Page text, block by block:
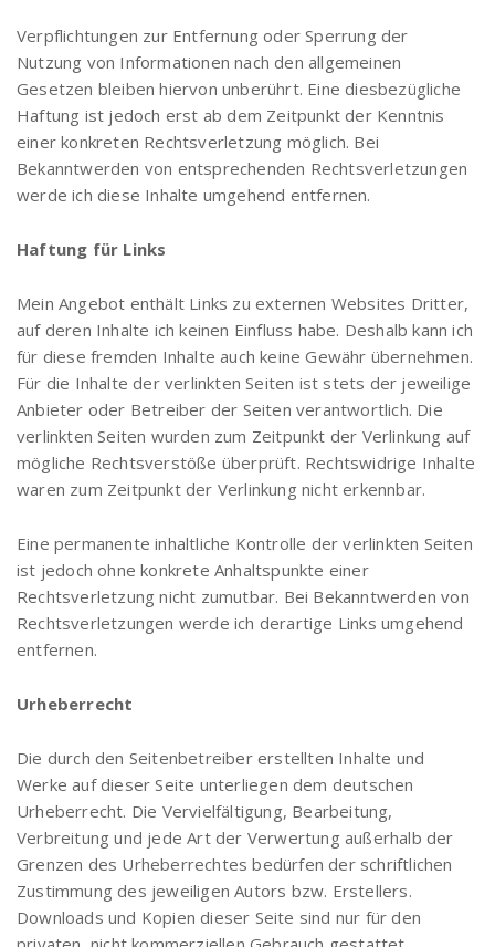
Verpflichtungen zur Entfernung oder Sperrung der
Nutzung von Informationen nach den allgemeinen
Gesetzen bleiben hiervon unberührt. Eine diesbezügliche
Haftung ist jedoch erst ab dem Zeitpunkt der Kenntnis
einer konkreten Rechtsverletzung möglich. Bei
Bekanntwerden von entsprechenden Rechtsverletzungen
werde ich diese Inhalte umgehend entfernen.
Haftung für Links
Mein Angebot enthält Links zu externen Websites Dritter,
auf deren Inhalte ich keinen Einfluss habe. Deshalb kann ich
für diese fremden Inhalte auch keine Gewähr übernehmen.
Für die Inhalte der verlinkten Seiten ist stets der jeweilige
Anbieter oder Betreiber der Seiten verantwortlich. Die
verlinkten Seiten wurden zum Zeitpunkt der Verlinkung auf
mögliche Rechtsverstöße überprüft. Rechtswidrige Inhalte
waren zum Zeitpunkt der Verlinkung nicht erkennbar.
Eine permanente inhaltliche Kontrolle der verlinkten Seiten
ist jedoch ohne konkrete Anhaltspunkte einer
Rechtsverletzung nicht zumutbar. Bei Bekanntwerden von
Rechtsverletzungen werde ich derartige Links umgehend
entfernen.
Urheberrecht
Die durch den Seitenbetreiber erstellten Inhalte und
Werke auf dieser Seite unterliegen dem deutschen
Urheberrecht. Die Vervielfältigung, Bearbeitung,
Verbreitung und jede Art der Verwertung außerhalb der
Grenzen des Urheberrechtes bedürfen der schriftlichen
Zustimmung des jeweiligen Autors bzw. Erstellers.
Downloads und Kopien dieser Seite sind nur für den